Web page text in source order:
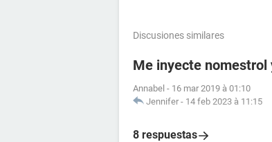
Discusiones similares
Me inyecte nomestrol
Annabel - 16 mar 2019 à 01:10
Jennifer - 14 feb 2023 à 11:15
8 respuestas